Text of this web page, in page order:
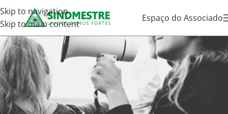
Skip to navigation
Skip to main content
Espaço do Associado